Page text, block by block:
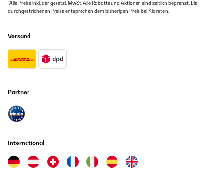
*Alle Preise inkl. der gesetzl. MwSt. Alle Rabatte und Aktionen sind zeitlich begrenzt. Die
durchgestrichenen Preise entsprechen dem bisherigen Preis bei Klarstein.
Versand
Partner
International